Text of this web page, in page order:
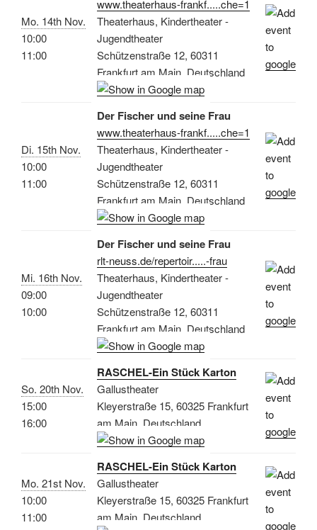
Mo. 14th Nov.
10:00
11:00
www.theaterhaus-frankf.....che=1
Theaterhaus, Kindertheater -
Jugendtheater
Schützenstraße 12, 60311
Frankfurt am Main, Deutschland
Di. 15th Nov.
10:00
11:00
Der Fischer und seine Frau
www.theaterhaus-frankf.....che=1
Theaterhaus, Kindertheater -
Jugendtheater
Schützenstraße 12, 60311
Frankfurt am Main, Deutschland
Mi. 16th Nov.
09:00
10:00
Der Fischer und seine Frau
rlt-neuss.de/repertoir.....-frau
Theaterhaus, Kindertheater -
Jugendtheater
Schützenstraße 12, 60311
Frankfurt am Main, Deutschland
So. 20th Nov.
15:00
16:00
RASCHEL-Ein Stück Karton
Gallustheater
Kleyerstraße 15, 60325 Frankfurt
am Main, Deutschland
Mo. 21st Nov.
10:00
11:00
RASCHEL-Ein Stück Karton
Gallustheater
Kleyerstraße 15, 60325 Frankfurt
am Main, Deutschland